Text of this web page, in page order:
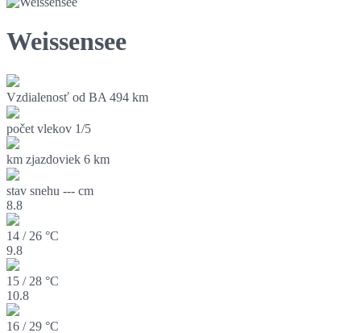
Weissensee
Vzdialenosť od BA 494 km
počet vlekov 1/5
km zjazdoviek 6 km
stav snehu --- cm
8.8
14 / 26 °C
9.8
15 / 28 °C
10.8
16 / 29 °C